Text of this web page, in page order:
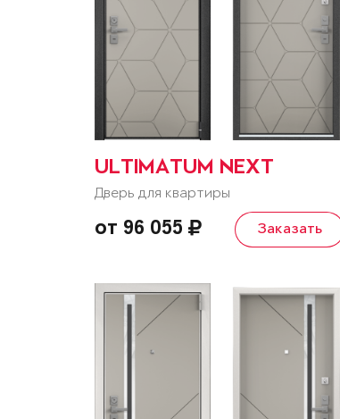
ULTIMATUM NEXT
Дверь для квартиры
от 96 055 Заказать